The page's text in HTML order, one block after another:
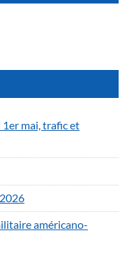
1er mai, trafic et
américano-